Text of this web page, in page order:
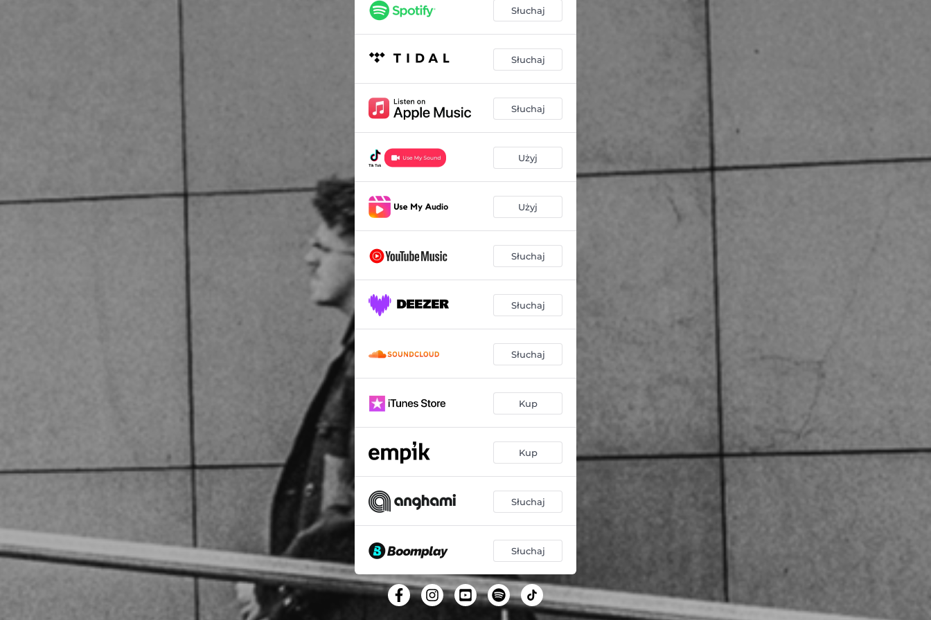
Słuchaj
Słuchaj
Słuchaj
Użyj
Użyj
Słuchaj
Słuchaj
Słuchaj
Kup
Kup
Słuchaj
Słuchaj